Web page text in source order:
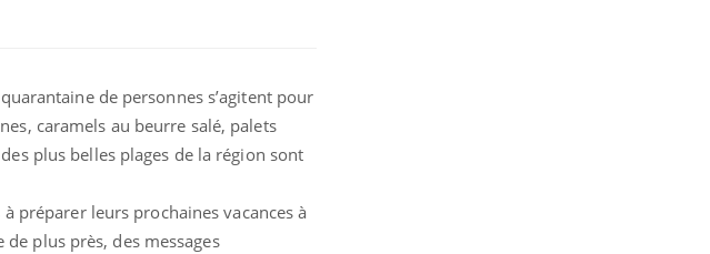
de personnes s’agitent pour
caramels au beurre salé, palets
plus belles plages de la région sont
préparer leurs prochaines vacances à
plus près, des messages